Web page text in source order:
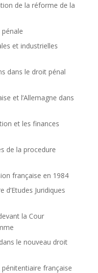
de la réforme de la
pénale
et industrielles
dans le droit pénal
et l’Allemagne dans
et les finances
de la procedure
française en 1984
d’Etudes Juridiques
la Cour
le nouveau droit
pénitentiaire française